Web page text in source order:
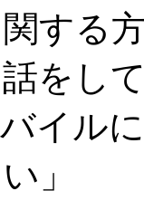
する
をし
イル
」